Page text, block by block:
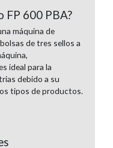
FP 600 PBA?
máquina de
de tres sellos a
ideal para la
debido a su
tipos de productos.